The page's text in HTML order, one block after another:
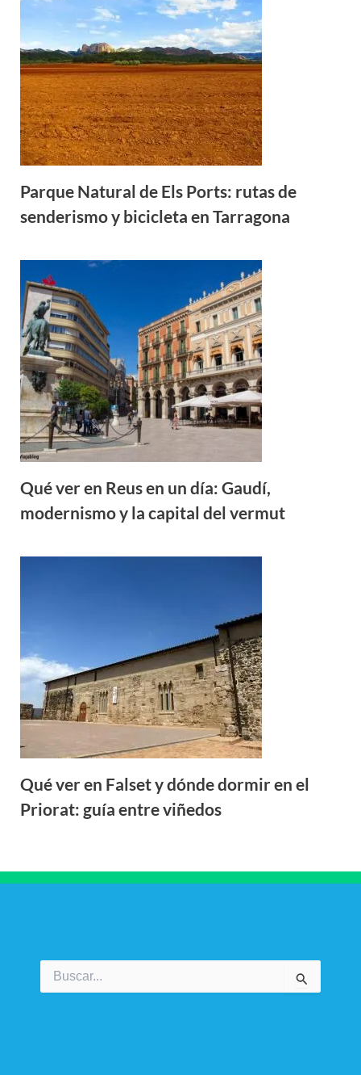
Parque Natural de Els Ports: rutas de
senderismo y bicicleta en Tarragona
Qué ver en Reus en un día: Gaudí,
modernismo y la capital del vermut
Qué ver en Falset y dónde dormir en el
Priorat: guía entre viñedos
por: